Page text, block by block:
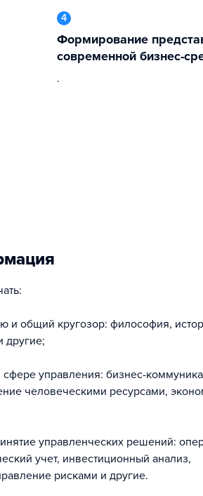
4
Формирование представления о
современной бизнес-
.
и общий кругозор: философия,
другие;
управления: бизнес-
человеческими ресурсами,
управленческих решений:
учет, инвестиционный анализ,
рисками и другие.